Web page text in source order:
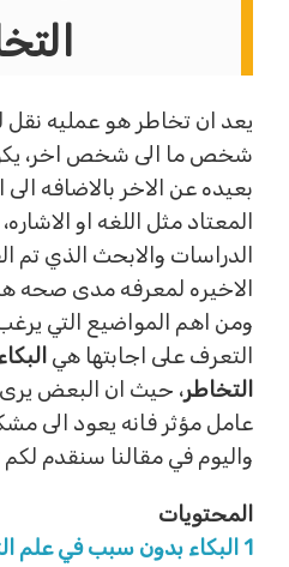
يعد ان تخاطر هو عمليه نقل
شخص ما الى شخص اخر، يكون
بعيده عن الاخر بالاضافه الى
المعتاد مثل اللغه او الاشاره،
الدراسات والابحث الذي تم
الاخيره لمعرفه مدى صحه هذا
ومن اهم المواضيع التي يرغب
التعرف على اجابتها هي
التخاطر، حيث ان البعض يرى
عامل مؤثر فانه يعود الى
واليوم في مقالنا سنقدم لكم
المحتويات
البكاء بدون سبب في علم